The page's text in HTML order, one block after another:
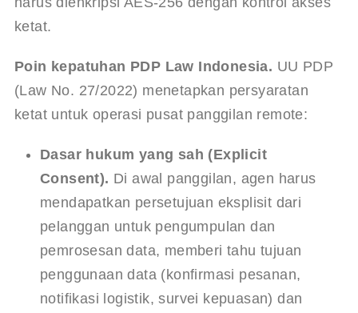
ketat.
Poin kepatuhan PDP Law Indonesia. UU PDP
(Law No. 27/2022) menetapkan persyaratan
ketat untuk operasi pusat panggilan remote:
Dasar hukum yang sah (Explicit
Consent). Di awal panggilan, agen harus
mendapatkan persetujuan eksplisit dari
pelanggan untuk pengumpulan dan
pemrosesan data, memberi tahu tujuan
penggunaan data (konfirmasi pesanan,
notifikasi logistik, survei kepuasan) dan